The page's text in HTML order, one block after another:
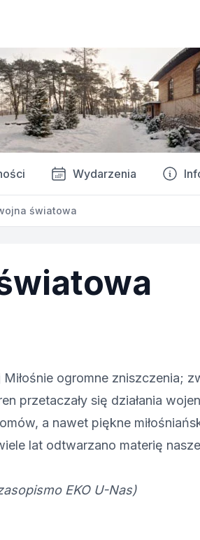
Wydarzenia
światowa
ogromne zniszczenia;
przetaczały się działania
a nawet piękne
lat odtwarzano materię
EKO U-Nas)